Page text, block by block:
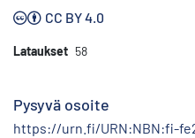
CC BY 4.0
Lataukset 58
Pysyvä osoite
https://urn.fi/URN:NBN:fi-